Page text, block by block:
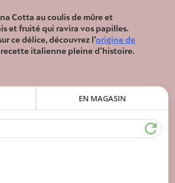
Cotta au coulis de mûre et
et fruité qui ravira vos papilles.
ce délice, découvrez l’origine de
recette italienne pleine d’histoire.